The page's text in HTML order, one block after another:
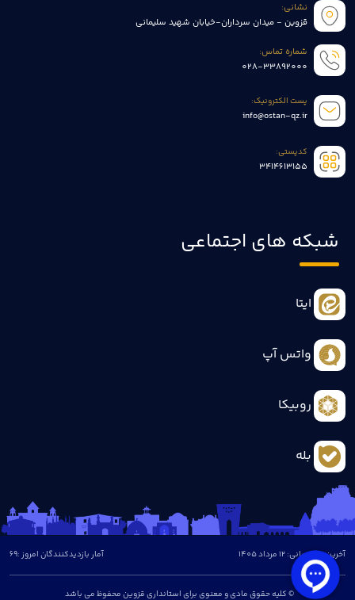
نشانی:
قزوین - میدان سرداران-خیابان شهید سلیمانی
شماره تماس:
028-33892000
پست الکترونیک:
info@ostan-qz.ir
کدپستی:
3414613155
شبکه های اجتماعی
ایتا
واتس آپ
روبیکا
بله
آخرین بروزرسانی: 12 مرداد 1405
© کلیه حقوق مادی و معنوی برای استانداری قزوین محفوظ می باشد
آمار بازدیدکنندگان امروز :69